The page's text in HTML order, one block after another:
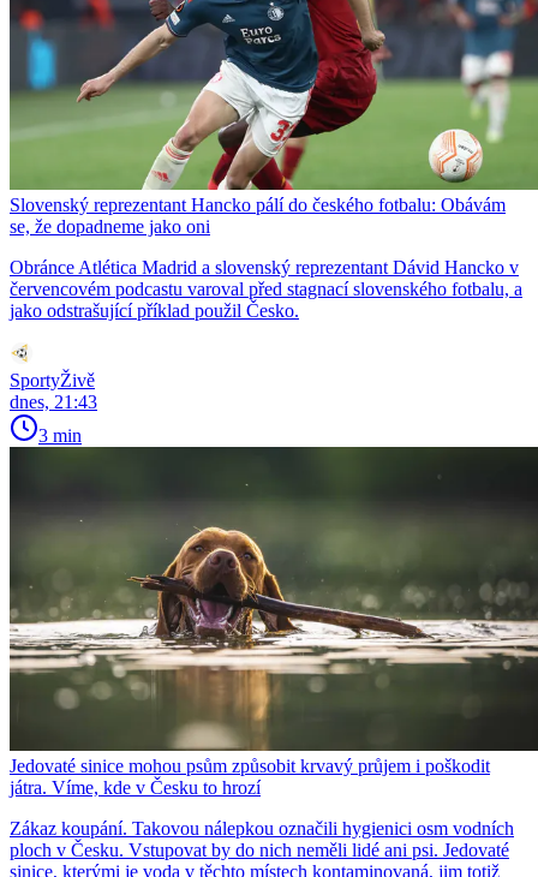
Slovenský reprezentant Hancko pálí do českého fotbalu: Obávám
se, že dopadneme jako oni
Obránce Atlética Madrid a slovenský reprezentant Dávid Hancko v
červencovém podcastu varoval před stagnací slovenského fotbalu, a
jako odstrašující příklad použil Česko.
SportyŽivě
dnes, 21:43
3 min
Jedovaté sinice mohou psům způsobit krvavý průjem i poškodit
játra. Víme, kde v Česku to hrozí
Zákaz koupání. Takovou nálepkou označili hygienici osm vodních
ploch v Česku. Vstupovat by do nich neměli lidé ani psi. Jedovaté
sinice, kterými je voda v těchto místech kontaminovaná, jim totiž